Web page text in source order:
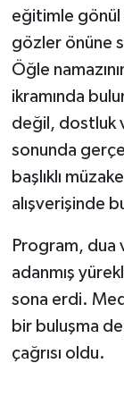
eğitimle gönül
gözler önüne
Öğle
ikramında
değil, dostluk
sonunda
başlıklı
alışverişinde
Program, dua
adanmış
sona erdi.
bir buluşma
çağrısı oldu.